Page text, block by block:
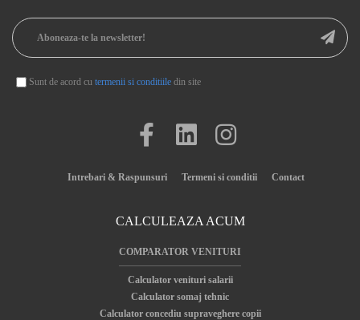
Concediul medical pentru carantina sau
izolare: informatii necesare pentru
Cristina Tanase, 09 dec 2021
Situatia medicala pe care o traversam cu totii, din cauza
CITESTE ARTICOLUL
Sunt de acord cu termenii si conditiile din site
Intrebari & Raspunsuri Termeni si conditii Contact
CALCULEAZA ACUM
COMPARATOR VENITURI
Calculator venituri salarii
Calculator somaj tehnic
Calculator concediu supraveghere copii